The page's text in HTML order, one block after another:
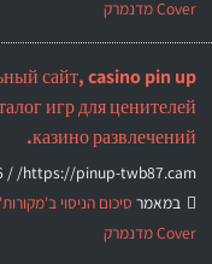
Cover מדנמרק
сайт, casino pin up
игр для ценителей
казино развлечений.
https://pinup-twb87.cam/ /
במאמר
Cover מדנמרק